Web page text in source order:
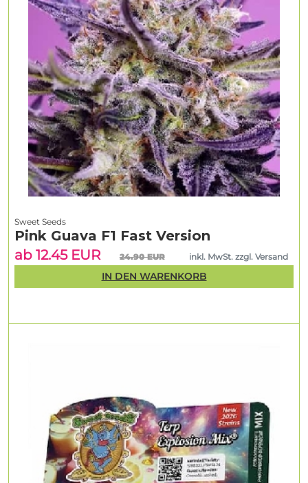
Sweet Seeds
Pink Guava F1 Fast Version
ab 12.45 EUR
24.90 EUR inkl. MwSt. zzgl. Versand
IN DEN WARENKORB